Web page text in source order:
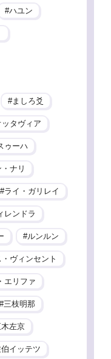
ハユン
ましろ爻
タヴィア
ゥーハ
ナリ
ライ・ガリレイ
レンドラ
ルンルン
ヴィンセント
エリファ
三枝明那
左京
イッテツ